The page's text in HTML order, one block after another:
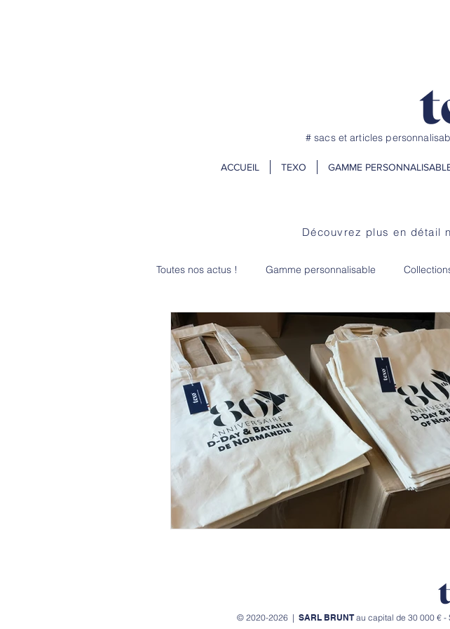
# sacs et articles
ACCUEIL TEXO GAMME
Toutes nos actus ! Gamme personnalisable
Zooms Usages
Découvrez plus en détail
© 2020-2026 | SARL BRUNTau capital de 30 000 € -